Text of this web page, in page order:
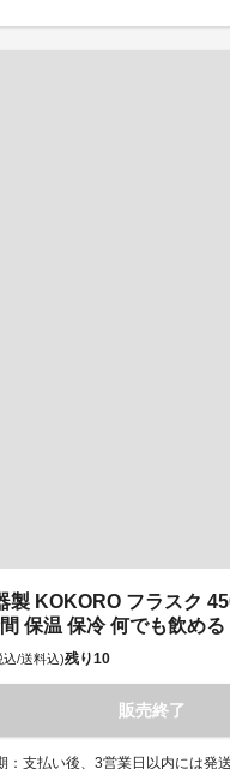
製 KOKORO フラスク
保温 保冷 何でも飲める
込/送料込)残り10
販売終了
：支払い後、3営業日以内には発送